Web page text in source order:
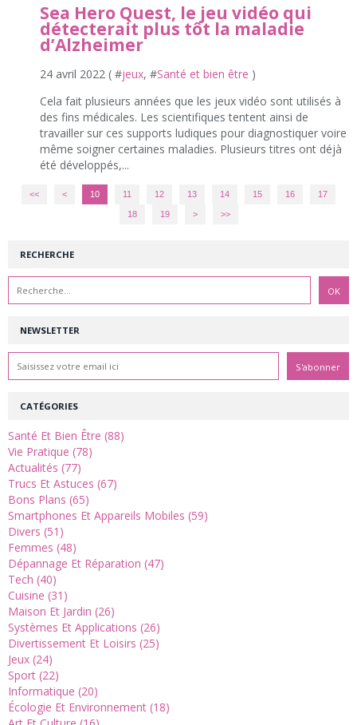
Sea Hero Quest, le jeu vidéo qui
détecterait plus tôt la maladie
d’Alzheimer
24 avril 2022 ( #jeux, #Santé et bien être )
Cela fait plusieurs années que les jeux vidéo sont utilisés à
des fins médicales. Les scientifiques tentent ainsi de
travailler sur ces supports ludiques pour diagnostiquer voire
même soigner certaines maladies. Plusieurs titres ont déjà
été développés,...
<< < 10 11 12 13 14 15 16 17
18 19 > >>
NEWSLETTER
RECHERCHE
CATÉGORIES
Santé Et Bien Être (88)
Vie Pratique (78)
Actualités (77)
Trucs Et Astuces (67)
Bons Plans (65)
Smartphones Et Appareils Mobiles (59)
Divers (51)
Femmes (48)
Dépannage Et Réparation (47)
Tech (40)
Cuisine (31)
Maison Et Jardin (26)
Systèmes Et Applications (26)
Divertissement Et Loisirs (25)
Jeux (24)
Sport (22)
Informatique (20)
Écologie Et Environnement (18)